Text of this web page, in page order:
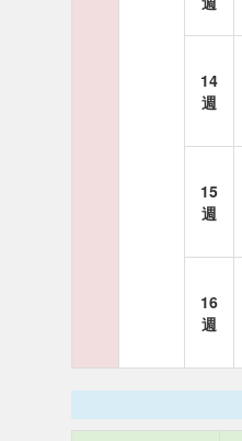
14
週
15
週
16
週